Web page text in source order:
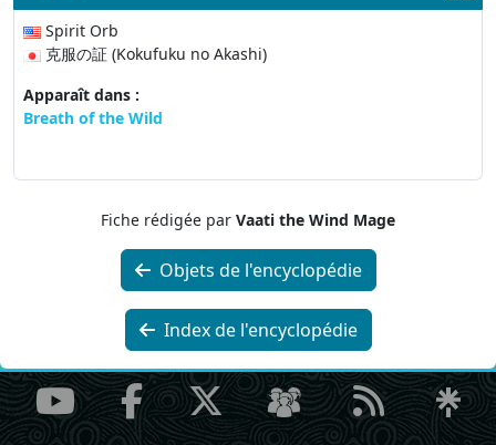
Spirit Orb
克服の証 (Kokufuku no Akashi)
Apparaît dans :
Breath of the Wild
Fiche rédigée par Vaati the Wind Mage
Objets de l'encyclopédie
Index de l'encyclopédie